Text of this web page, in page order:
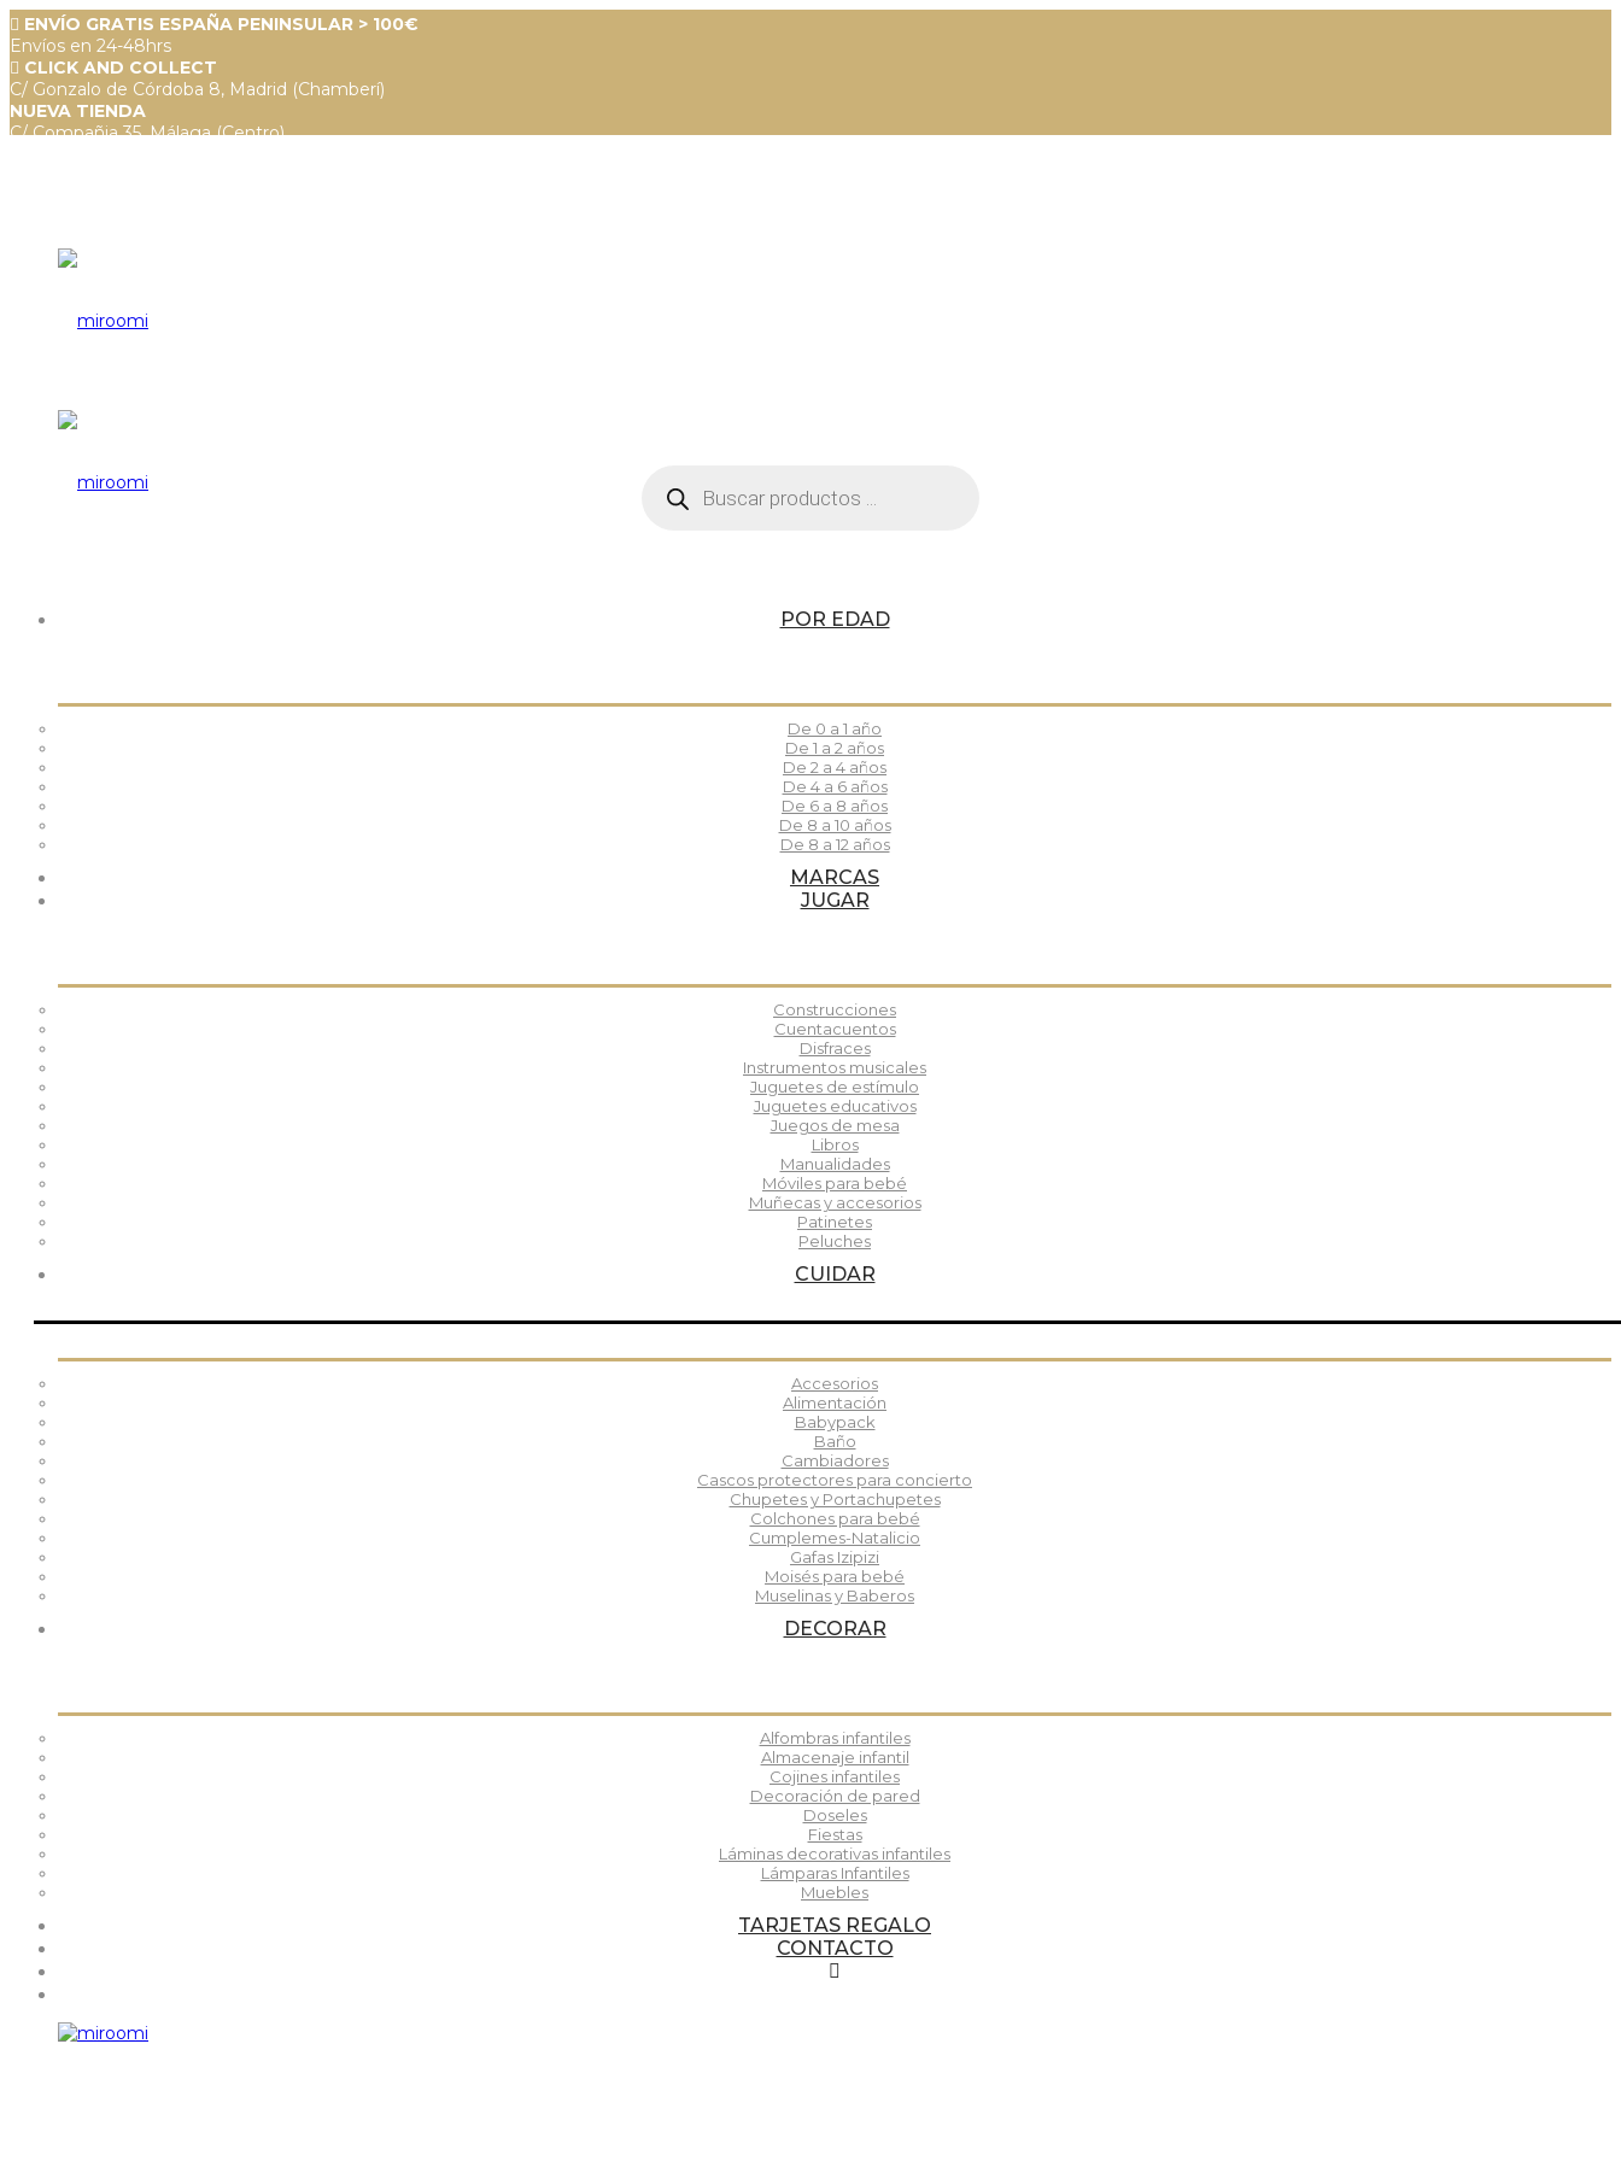
ENVÍO GRATIS ESPAÑA PENINSULAR > 100€
Envíos en 24-48hrs
CLICK AND COLLECT
C/ Gonzalo de Córdoba 8, Madrid (Chamberí)
NUEVA TIENDA
C/ Compañia 35, Málaga (Centro)
productos
POR EDAD
De 0 a 1 año
De 1 a 2 años
De 2 a 4 años
De 4 a 6 años
De 6 a 8 años
De 8 a 10 años
De 8 a 12 años
MARCAS
JUGAR
Construcciones
Cuentacuentos
Disfraces
Instrumentos musicales
Juguetes de estímulo
Juguetes educativos
Juegos de mesa
Libros
Manualidades
Móviles para bebé
Muñecas y accesorios
Patinetes
Peluches
CUIDAR
Accesorios
Alimentación
Babypack
Baño
Cambiadores
Cascos protectores para concierto
Chupetes y Portachupetes
Colchones para bebé
Cumplemes-Natalicio
Gafas Izipizi
Moisés para bebé
Muselinas y Baberos
DECORAR
Alfombras infantiles
Almacenaje infantil
Cojines infantiles
Decoración de pared
Doseles
Fiestas
Láminas decorativas infantiles
Lámparas Infantiles
Muebles
TARJETAS REGALO
CONTACTO